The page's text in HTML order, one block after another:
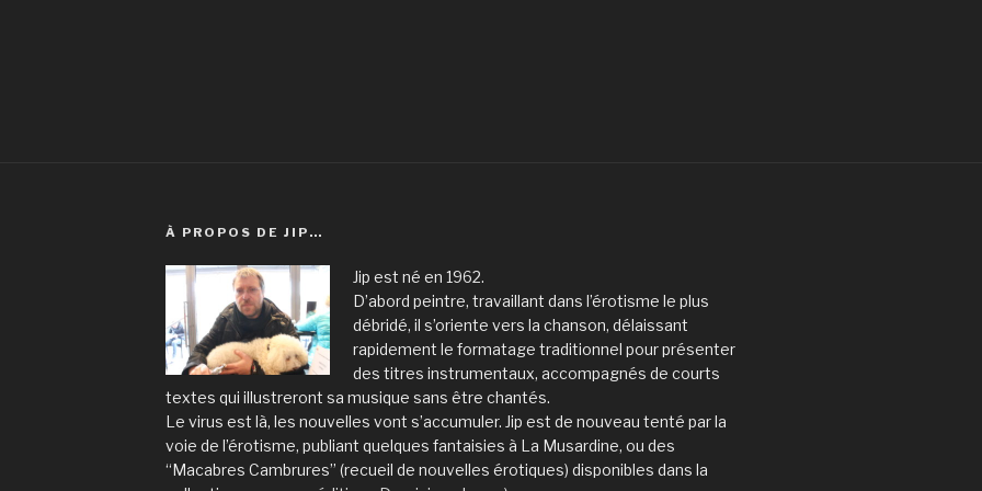
À PROPOS DE JIP…
Jip est né en 1962.
D’abord peintre, travaillant dans l’érotisme le plus
débridé, il s’oriente vers la chanson, délaissant
rapidement le formatage traditionnel pour présenter
des titres instrumentaux, accompagnés de courts
textes qui illustreront sa musique sans être chantés.
Le virus est là, les nouvelles vont s’accumuler. Jip est de nouveau tenté par la
voie de l’érotisme, publiant quelques fantaisies à La Musardine, ou des
“Macabres Cambrures” (recueil de nouvelles érotiques) disponibles dans la